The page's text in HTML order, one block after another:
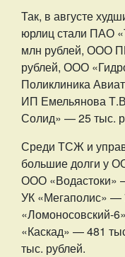
Так, в августе
юрлиц стали ПАО
млн рублей, ООО
рублей, ООО
Поликлиника
ИП Емельянова
Солид» — 25 тыс.
Среди ТСЖ и
большие долги у
ООО «Водастоки»
УК «Мегаполис»
«Ломоносовский-
«Каскад» — 481
тыс. рублей.